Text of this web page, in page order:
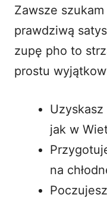
Zawsze
prawdziwą
zupę pho to
prostu
jak w
na